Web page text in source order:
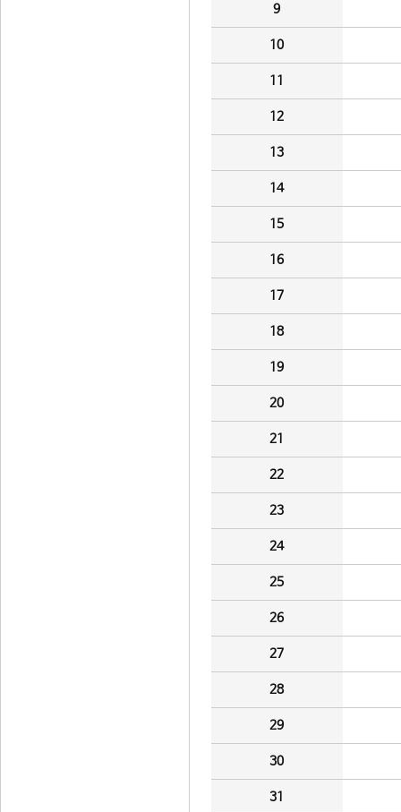
9
10
11
12
13
14
15
16
17
18
19
20
21
22
23
24
25
26
27
28
29
30
31